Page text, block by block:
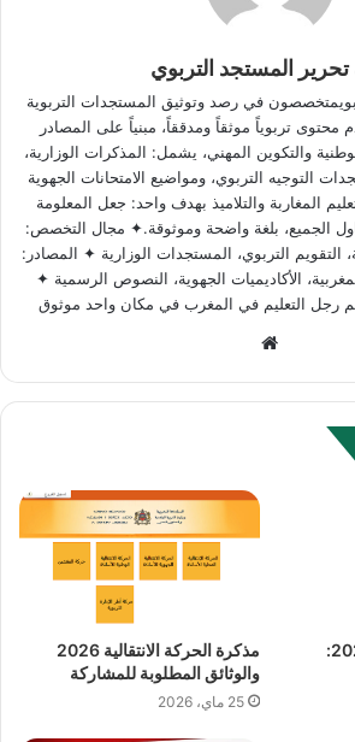
تحرير المستجد التربوي
في رصد وتوثيق المستجدات التربوية
محتوى تربوياً موثقاً ومدققاً، مبنياً على المصادر
والتكوين المهني، يشمل: المذكرات الوزارية،
التوجيه التربوي، ومواضيع الامتحانات الجهوية
المغاربة والتلاميذ بهدف واحد: جعل المعلومة
الجميع، بلغة واضحة وموثوقة.✦ مجال التخصص:
التقويم التربوي، المستجدات الوزارية ✦ المصادر:
الأكاديميات الجهوية، النصوص الرسمية ✦
رجل التعليم في المغرب في مكان واحد موثوق
نتائج الحركة الانتقالية 2026:
مذكرة الحركة الانتقالية 2026
والوثائق المطلوبة للمشاركة
25 ماي، 2026